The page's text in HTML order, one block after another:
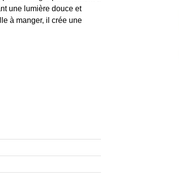
une lumière douce et
à manger, il crée une